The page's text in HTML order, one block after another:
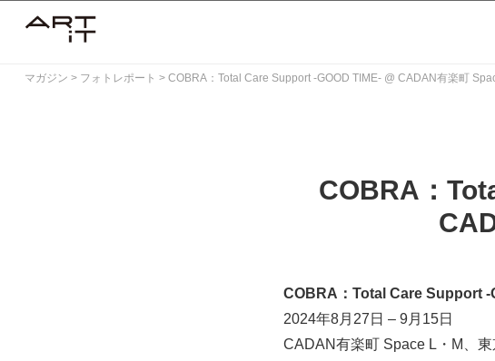
マガジン > フォトレポート > COBRA：Total Care Support -GOOD TIME- @ CADAN有楽町
COBRA：
COBRA：Total Care Support -
2024年8月27日 – 9月15日
CADAN有楽町 Space L・M、東